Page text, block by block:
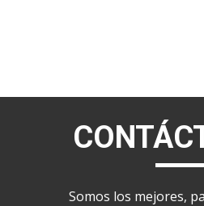
Somos los mejores,